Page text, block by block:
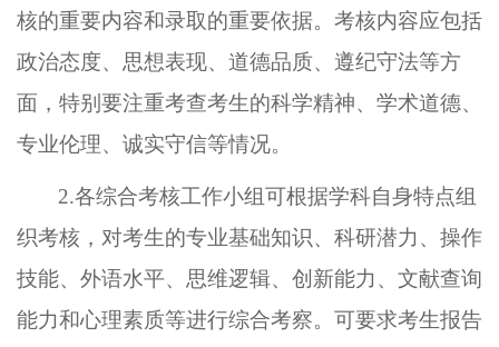
核的重要内容和录取的重要依据。考核内容应包括
政治态度、思想表现、道德品质、遵纪守法等方
面，特别要注重考查考生的科学精神、学术道德、
专业伦理、诚实守信等情况。
2.各综合考核工作小组可根据学科自身特点组
织考核，对考生的专业基础知识、科研潜力、操作
技能、外语水平、思维逻辑、创新能力、文献查询
能力和心理素质等进行综合考察。可要求考生报告